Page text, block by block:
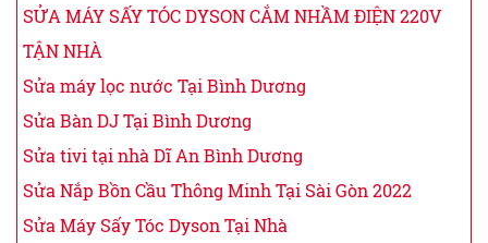
SỬA MÁY SẤY TÓC DYSON CẮM NHẦM ĐIỆN 220V
TẬN NHÀ
Sửa máy lọc nước Tại Bình Dương
Sửa Bàn DJ Tại Bình Dương
Sửa tivi tại nhà Dĩ An Bình Dương
Sửa Nắp Bồn Cầu Thông Minh Tại Sài Gòn 2022
Sửa Máy Sấy Tóc Dyson Tại Nhà